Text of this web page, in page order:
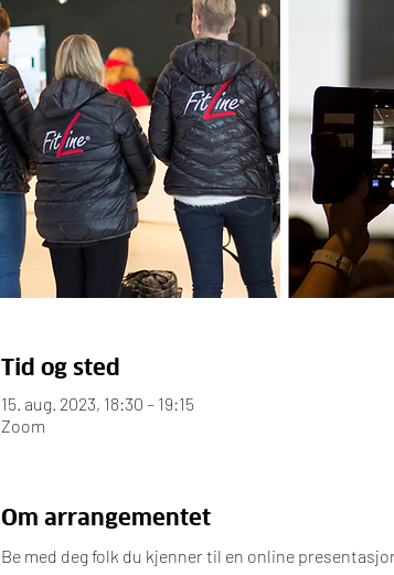
Tid og sted
15. aug. 2023, 18:30 – 19:15
Zoom
Om arrangementet
Be med deg folk du kjenner til en online